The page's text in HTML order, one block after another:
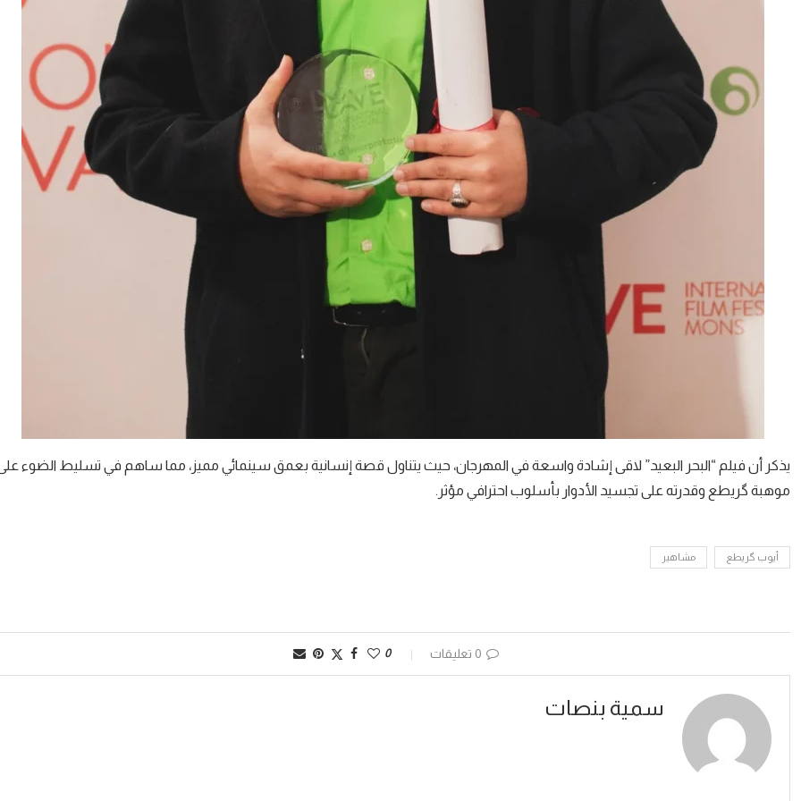
يذكر أن فيلم “البحر البعيد” لاقى إشادة واسعة في المهرجان، حيث يتناول قصة إنسانية بعمق سينمائي مميز، مما ساهم في تسليط الضوء
موهبة گريطع وقدرته على تجسيد الأدوار بأسلوب احترافي مؤثر.
أيوب گريطع مشاهير
0 تعليقات 0
سمية بنصات